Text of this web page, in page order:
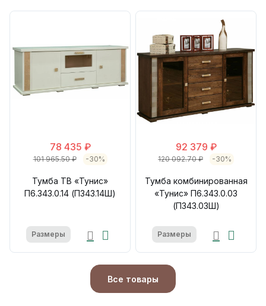
78 435 ₽
101 965.50 ₽ -30%
Тумба ТВ «Тунис»
П6.343.0.14 (П343.14Ш)
Размеры
92 379 ₽
120 092.70 ₽ -30%
Тумба комбинированная
«Тунис» П6.343.0.03
(П343.03Ш)
Размеры
Все товары